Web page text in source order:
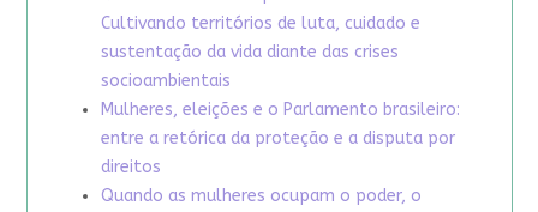
Cultivando territórios de luta, cuidado e
sustentação da vida diante das crises
socioambientais
Mulheres, eleições e o Parlamento brasileiro:
entre a retórica da proteção e a disputa por
direitos
Quando as mulheres ocupam o poder, o